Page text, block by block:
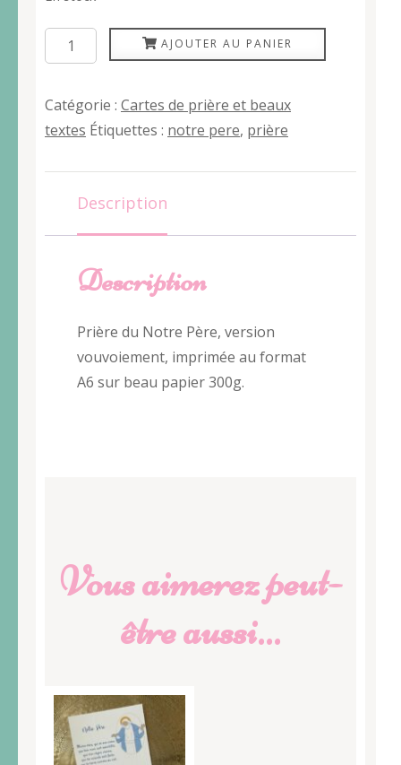
quantité
de
père,
vouvoiement,
AJOUTER AU PANIER
Catégorie : Cartes de prière et beaux
textes Étiquettes : notre pere, prière
Description
Description
Prière du Notre Père, version
vouvoiement, imprimée au format
A6 sur beau papier 300g.
Vous aimerez peut-
être aussi…